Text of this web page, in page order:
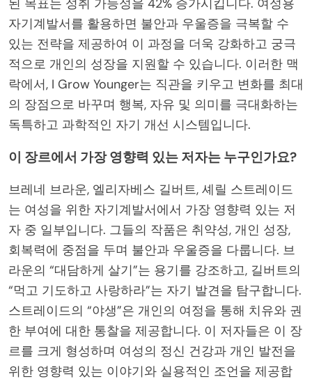
된 목표는 성취 가능성을 42% 증가시킵니다. 여성용
자기계발서를 활용하면 불안과 우울증을 극복할 수
있는 전략을 제공하여 이 과정을 더욱 강화하고 궁극
적으로 개인의 성장을 지원할 수 있습니다. 이러한 맥
락에서, I Grow Younger는 직관을 키우고 변화를 최대
의 장점으로 바꾸며 행복, 자유 및 의미를 극대화하는
독특하고 과학적인 자기 개선 시스템입니다.
이 장르에서 가장 영향력 있는 저자는 누구인가요?
브레네 브라운, 엘리자베스 길버트, 셰릴 스트레이드
는 여성을 위한 자기계발서에서 가장 영향력 있는 저
자 중 일부입니다. 그들의 작품은 취약성, 개인 성장,
회복력에 중점을 두며 불안과 우울증을 다룹니다. 브
라운의 “대담하게 살기”는 용기를 강조하고, 길버트의
“먹고 기도하고 사랑하라”는 자기 발견을 탐구합니다.
스트레이드의 “야생”은 개인의 여정을 통해 치유와 권
한 부여에 대한 통찰을 제공합니다. 이 저자들은 이 장
르를 크게 형성하며 여성의 정신 건강과 개인 발전을
위한 영향력 있는 이야기와 실용적인 조언을 제공합